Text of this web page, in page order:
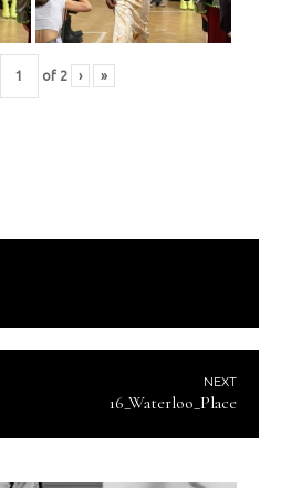
of 2 › »
NEXT
16_Waterloo_Place